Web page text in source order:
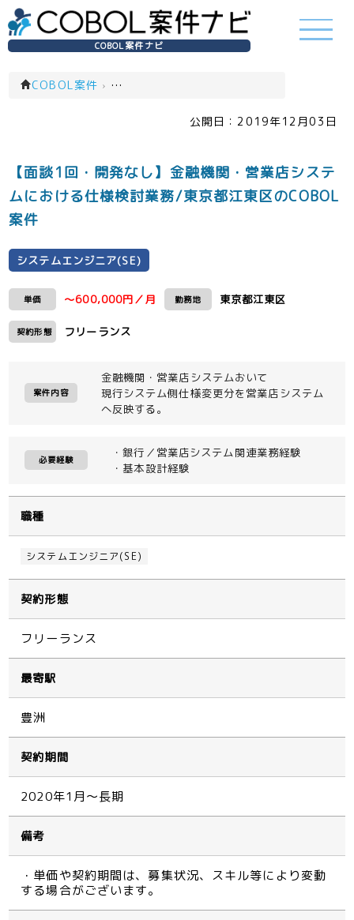
COBOL案件ナビ
COBOL案件 › システムエンジニア(SE)(一覧)
公開日： 2019年12月03日
【面談1回・開発なし】金融機関・営業店システ
ムにおける仕様検討業務/東京都江東区のCOBOL
案件
システムエンジニア(SE)
単価 ～600,000円／月 勤務地 東京都江東区
契約形態 フリーランス
案件内容
金融機関・営業店システムおいて
現行システム側仕様変更分を営業店システム
へ反映する。
必要経験
・銀行／営業店システム関連業務経験
・基本設計経験
職種
システムエンジニア(SE)
契約形態
フリーランス
最寄駅
豊洲
契約期間
2020年1月～長期
備考
・単価や契約期間は、募集状況、スキル等により変動
する場合がございます。